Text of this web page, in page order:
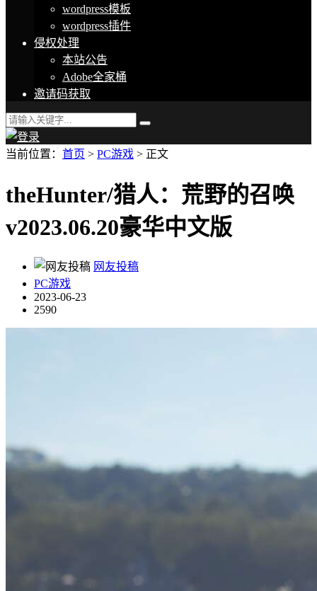
wordpress模板
wordpress插件
侵权处理
本站公告
Adobe全家桶
邀请码获取
当前位置： 首页 > PC游戏 > 正文
theHunter/猎人：荒野的召唤
v2023.06.20豪华中文版
网友投稿
PC游戏
2023-06-23
2590